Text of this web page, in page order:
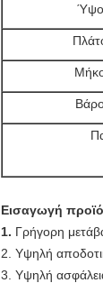
Εισαγωγή
1. Γρήγορη
2. Υψηλή
3. Υψηλή